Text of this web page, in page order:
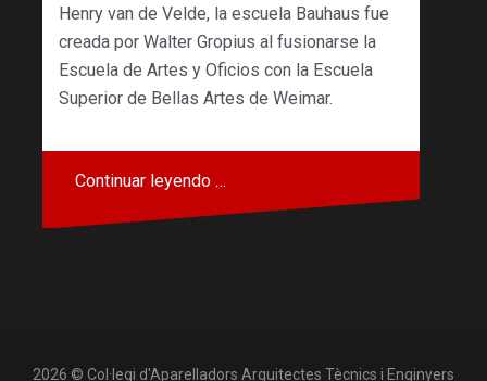
Henry van de Velde, la escuela Bauhaus fue
creada por Walter Gropius al fusionarse la
Escuela de Artes y Oficios con la Escuela
Superior de Bellas Artes de Weimar.
Continuar leyendo …
2026 © Col·legi d'Aparelladors Arquitectes Tècnics i Enginyers